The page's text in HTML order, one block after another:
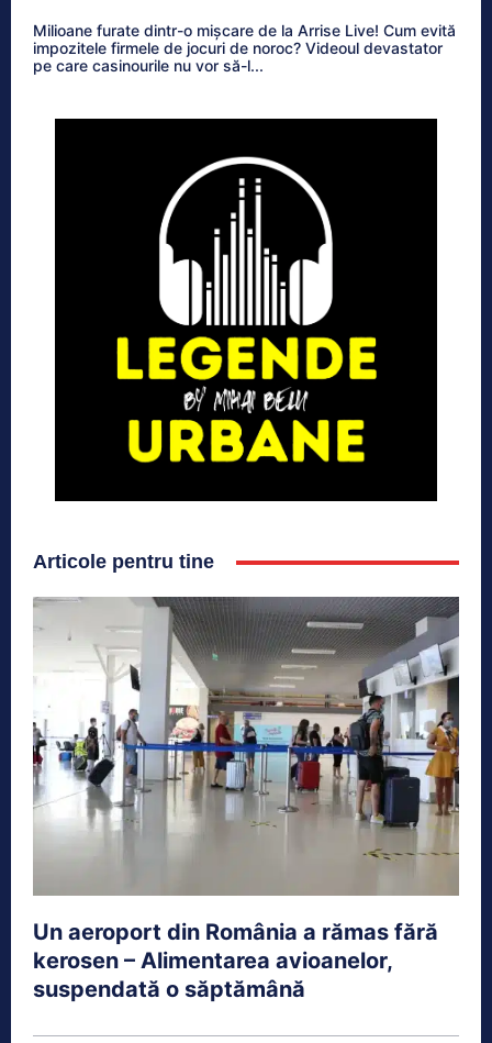
Milioane furate dintr-o mișcare de la Arrise Live! Cum evită
impozitele firmele de jocuri de noroc? Videoul devastator
pe care casinourile nu vor să-l...
Articole pentru tine
Un aeroport din România a rămas fără
kerosen – Alimentarea avioanelor,
suspendată o săptămână